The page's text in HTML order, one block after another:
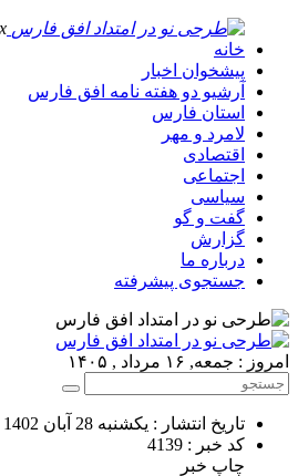
x
خانه
پیشخوان اخبار
آرشیو دو هفته نامه افق فارس
استان فارس
لامرد و مهر
اقتصادی
اجتماعی
سیاسی
گفت و گو
گزارش
درباره ما
جستجوی پیشرفته
امروز : جمعه, ۱۶ مرداد , ۱۴۰۵
تاریخ انتشار : یکشنبه 28 آبان 1402 - 7:40
کد خبر : 4139
چاپ خبر